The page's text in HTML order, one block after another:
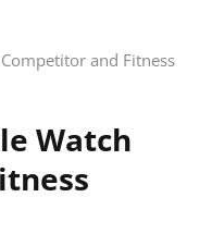
and Fitness
Watch